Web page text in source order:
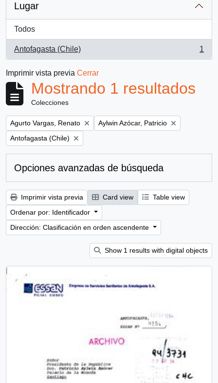
Lugar
Todos
Antofagasta (Chile)
, 1 resultados
1
Imprimir vista previa Cerrar
Mostrando 1 resultados
Colecciones
Remove filter:
Agurto Vargas, Renato Remove filter:
Aylwin Azócar, Patricio
Remove filter:
Antofagasta (Chile)
Opciones avanzadas de búsqueda
Imprimir vista previa Card view
Table view
Ordenar por: Identificador
Dirección: Clasificación en orden ascendente
Show 1 results with digital objects